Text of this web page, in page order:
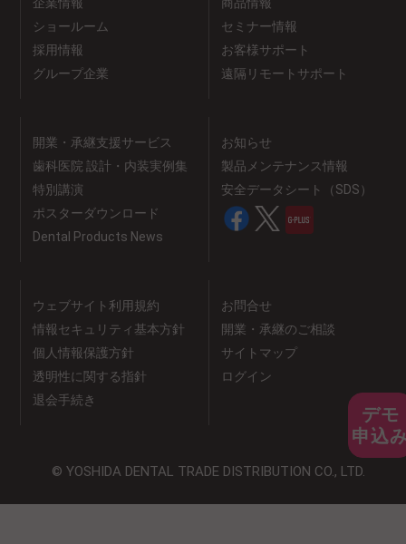
デモ
申込
ショールーム
採用情報
グループ企業
セミナー情報
お客様サポート
遠隔リモートサポート
開業・承継支援サービス
歯科医院 設計・内装実例集
特別講演
ポスターダウンロード
Dental Products News
お知らせ
製品メンテナンス情報
安全データシート（SDS）
ウェブサイト利用規約
情報セキュリティ基本方針
個人情報保護方針
透明性に関する指針
退会手続き
お問合せ
開業・承継のご相談
サイトマップ
ログイン
© YOSHIDA DENTAL TRADE DISTRIBUTION CO., LTD.